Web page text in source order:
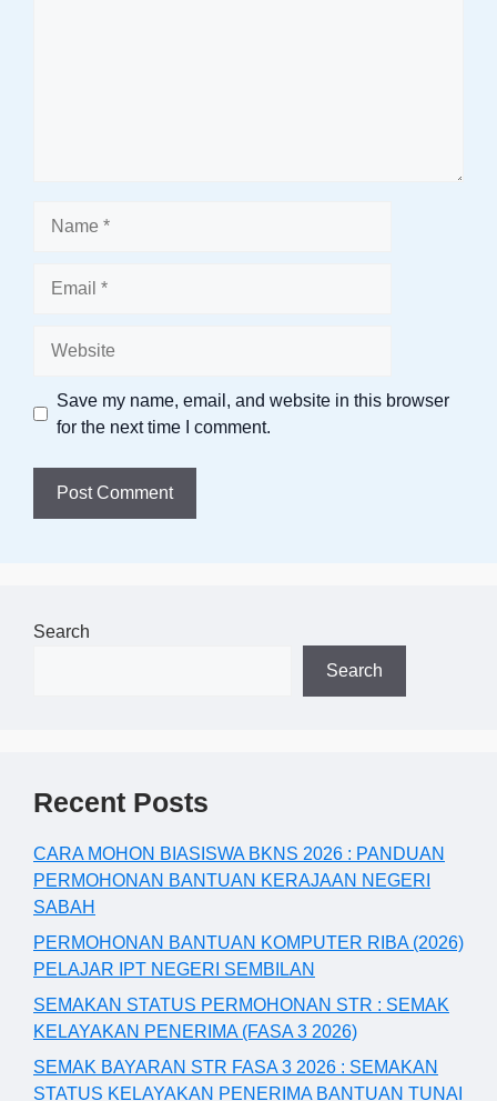
Save my name, email, and website in this browser
for the next time I comment.
Search
Search
Recent Posts
CARA MOHON BIASISWA BKNS 2026 : PANDUAN
PERMOHONAN BANTUAN KERAJAAN NEGERI
SABAH
PERMOHONAN BANTUAN KOMPUTER RIBA (2026)
PELAJAR IPT NEGERI SEMBILAN
SEMAKAN STATUS PERMOHONAN STR : SEMAK
KELAYAKAN PENERIMA (FASA 3 2026)
SEMAK BAYARAN STR FASA 3 2026 : SEMAKAN
STATUS KELAYAKAN PENERIMA BANTUAN TUNAI